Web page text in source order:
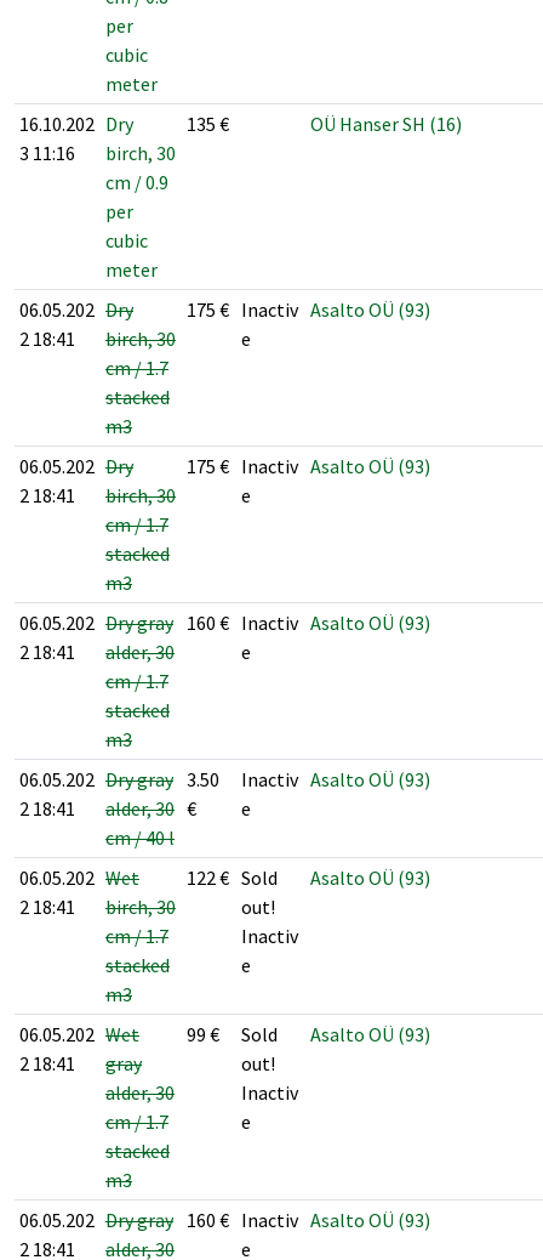
per
cubic
meter
16.10.202
3 11:16
Dry
birch, 30
cm / 0.9
per
cubic
meter
135 € OÜ Hanser SH (16)
06.05.202
2 18:41
Dry
birch, 30
cm / 1.7
stacked
m3
175 € Inactiv
e
Asalto OÜ (93)
06.05.202
2 18:41
Dry
birch, 30
cm / 1.7
stacked
m3
175 € Inactiv
e
Asalto OÜ (93)
06.05.202
2 18:41
Dry gray
alder, 30
cm / 1.7
stacked
m3
160 € Inactiv
e
Asalto OÜ (93)
06.05.202
2 18:41
Dry gray
alder, 30
cm / 40 l
3.50
€
Inactiv
e
Asalto OÜ (93)
06.05.202
2 18:41
Wet
birch, 30
cm / 1.7
stacked
m3
122€ Sold
out!
Inactiv
e
Asalto OÜ (93)
06.05.202
2 18:41
Wet
gray
alder, 30
cm / 1.7
stacked
m3
99 €
Sold
out!
Inactiv
e
Asalto OÜ (93)
06.05.202
2 18:41
Dry gray
alder, 30
160 € Inactiv
e
Asalto OÜ (93)